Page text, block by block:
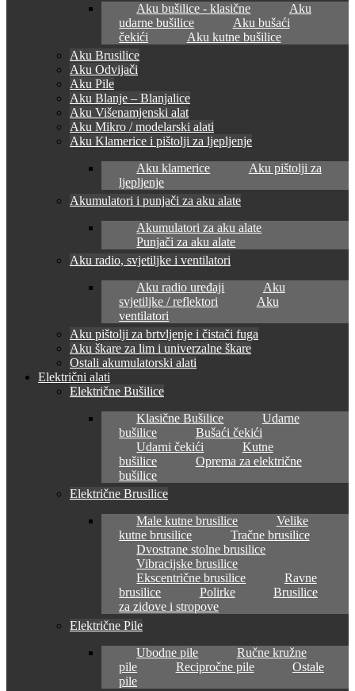
Aku bušilice - klasične
Aku
udarne bušilice
Aku bušaći
čekići
Aku kutne bušilice
Aku Brusilice
Aku Odvijači
Aku Pile
Aku Blanje – Blanjalice
Aku Višenamjenski alat
Aku Mikro / modelarski alati
Aku Klamerice i pištolji za ljepljenje
Aku klamerice
Aku pištolji za
ljepljenje
Akumulatori i punjači za aku alate
Akumulatori za aku alate
Punjači za aku alate
Aku radio, svjetiljke i ventilatori
Aku radio uređaji
Aku
svjetiljke / reflektori
Aku
ventilatori
Aku pištolji za brtvljenje i čistači fuga
Aku škare za lim i univerzalne škare
Ostali akumulatorski alati
Električni alati
Električne Bušilice
Klasične Bušilice
Udarne
bušilice
Bušaći čekići
Udarni čekići
Kutne
bušilice
Oprema za električne
bušilice
Električne Brusilice
Male kutne brusilice
Velike
kutne brusilice
Tračne brusilice
Dvostrane stolne brusilice
Vibracijske brusilice
Ekscentrične brusilice
Ravne
brusilice
Polirke
Brusilice
za zidove i stropove
Električne Pile
Ubodne pile
Ručne kružne
pile
Recipročne pile
Ostale
pile